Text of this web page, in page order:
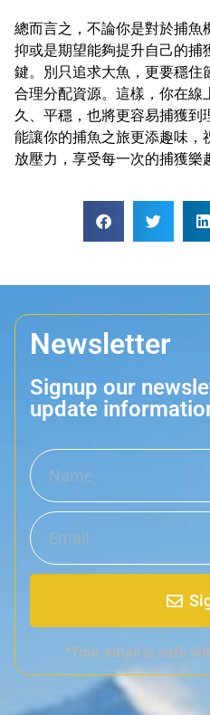
總而言之，不論你是對於捕魚
抑或是期望能夠提升自己的捕
鍵。別只追求大魚，更要穩住
合理分配資源。這樣，你在線
久、平穩，也將更容易捕獲到
能讓你的捕魚之旅更添趣味，
放壓力，享受每一次的捕獲樂
Newsletter
Signup our
update
*Your email is safe